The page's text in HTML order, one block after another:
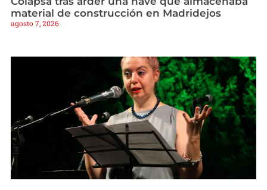
material de construcción en Madridejos
agosto 7, 2026